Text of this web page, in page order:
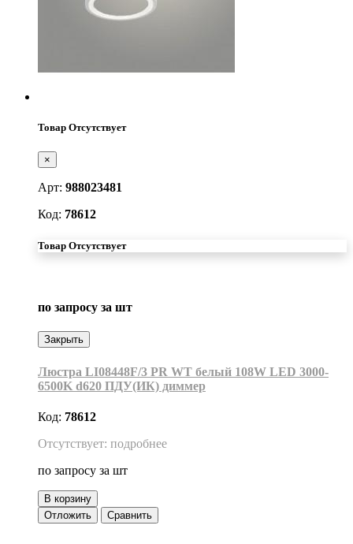
Товар Отсутствует
×
Арт: 988023481
Код: 78612
Товар Отсутствует
по запросу за шт
Закрыть
Люстра LI08448F/3 PR WT белый 108W LED 3000-
6500K d620 ПДУ(ИК) диммер
Код: 78612
Отсутствует: подробнее
по запросу за шт
В корзину
Отложить
Сравнить